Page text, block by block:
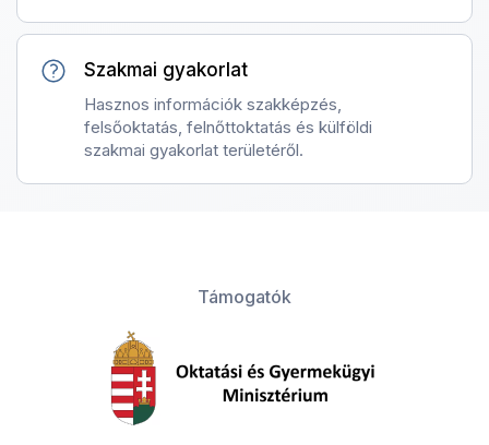
Szakmai gyakorlat
Hasznos információk szakképzés,
felsőoktatás, felnőttoktatás és külföldi
szakmai gyakorlat területéről.
Támogatók